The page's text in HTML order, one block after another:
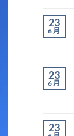
23
6 月
23
6 月
23